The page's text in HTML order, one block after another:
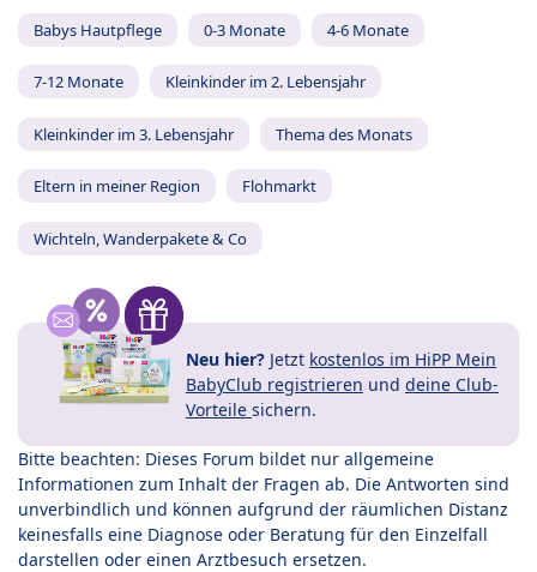
Babys Hautpflege 0-3 Monate 4-6 Monate
7-12 Monate Kleinkinder im 2. Lebensjahr
Kleinkinder im 3. Lebensjahr Thema des Monats
Eltern in meiner Region Flohmarkt
Wichteln, Wanderpakete & Co
Neu hier? Jetzt kostenlos im HiPP Mein
BabyClub registrieren und deine Club-
Vorteile sichern.
Bitte beachten: Dieses Forum bildet nur allgemeine
Informationen zum Inhalt der Fragen ab. Die Antworten sind
unverbindlich und können aufgrund der räumlichen Distanz
keinesfalls eine Diagnose oder Beratung für den Einzelfall
darstellen oder einen Arztbesuch ersetzen.